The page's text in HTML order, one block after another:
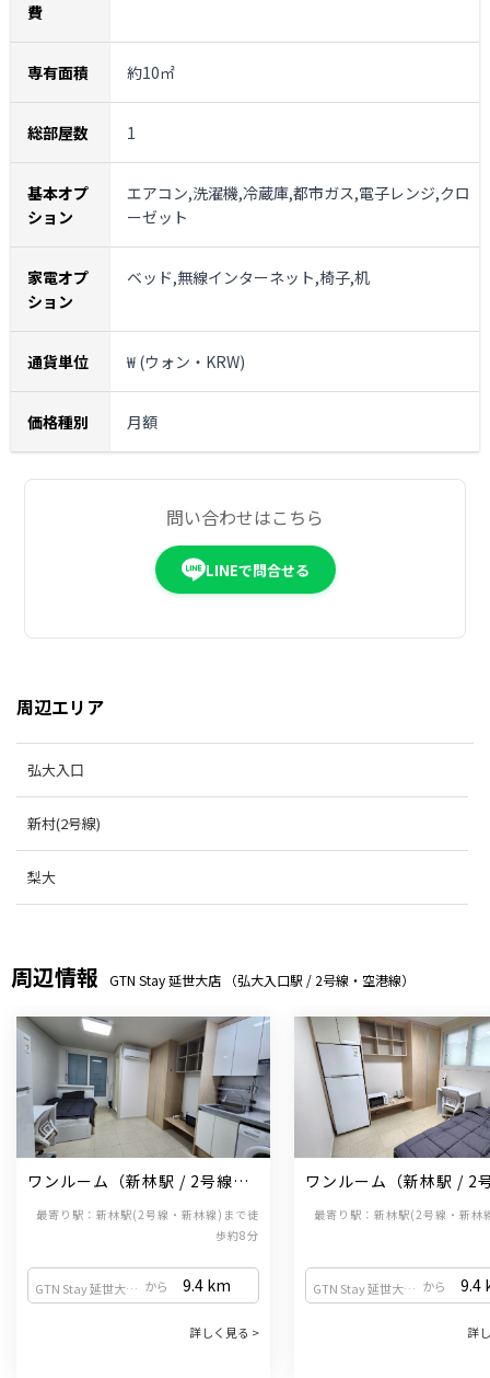
費
専有面積 約10㎡
総部屋数 1
基本オプ
ション
エアコン,洗濯機,冷蔵庫,都市ガス,電子レンジ,クロ
ーゼット
家電オプ
ション
ベッド,無線インターネット,椅子,机
通貨単位 ₩ (ウォン・KRW)
価格種別 月額
問い合わせはこちら
LINEで問合せる
周辺エリア
弘大入口
新村(2号線)
梨大
周辺情報 GTN Stay 延世大店 （弘大入口駅 / 2号線・空港線）
ワンルーム（新林駅 / 2号線・
新林線）
最寄り駅：新林駅(2号線・新林線)まで徒
歩約8分
GTN Stay 延世大店 （弘大入口駅 / 2号線・空港線） から 9.4 km
詳しく見る >
ワンルーム（新林駅 / 2
新林線）
最寄り駅：新林駅(2号線・新林
GTN Stay 延世大店 （弘大入口駅 / 2号線・空港線） から 9.4
詳